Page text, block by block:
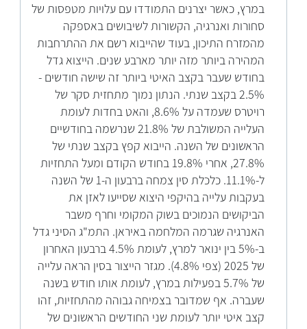
במרץ, כאשר יצרנים התמודדו עם עלויות מטפסות של
סחורות ואנרגיה, הקשורות לשיבושים באספקה
מהמזרח התיכון, בעוד שהייבוא רשם את ההתרחבות
המהירה ביותר מזה יותר מארבע שנים. הייצוא גדל
בחודש שעבר בקצב האיטי ביותר זה שישה חודשים -
2.5% בקצב שנתי. הנתון נמוך מתחזית סקר של
רויטרס שעמדה על 8.6%, והאט בחדות לעומת
העלייה המשולבת של 21.8% שנרשמה בחודשיים
הראשונים של השנה. הייבוא קפץ בקצב שנתי של
27.8%, אחרי 19.8% בחודש הקודם ומעל התחזיות
ל-11.1%. כלכלת סין צמחה ברבעון ה-1 של השנה
בעקבות עלייה בהיקפי היצוא שסייעו לאזן את
הביקושים הנמוכים בשוק המקומי וחרף משבר
האנרגיה שגרמה המלחמה באיראן. התמ"ג הסיני גדל
ב-5% בין ינואר למרץ, לעומת 4.5% ברבעון האחרון
של 2025 (צפי 4.8%). מגזר הייצור בסין הראה עלייה
של 5.7% בפעילות במרץ, לעומת אותו חודש בשנה
שעברה. אף שמדובר בצמיחה גבוהה מהתחזיות, זהו
קצב איטי יותר לעומת שני החודשים הראשונים של